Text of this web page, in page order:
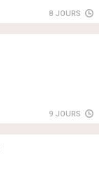
8 JOURS
9 JOURS